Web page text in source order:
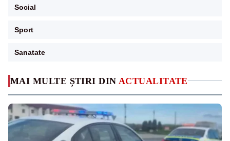
MAI MULTE ȘTIRI DIN ACTUALITATE
Social
Sport
Sanatate